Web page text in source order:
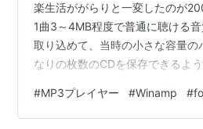
楽生活ががらりと一変したのが
1曲3～4MB程度で普通に聴ける
取り込めて、当時の小さな容量
なりの枚数のCDを保存できるよ
れて、シャッフルしてBGMに流す
ら25年経って、今でも自部屋で
#MP3プレイヤー #Winamp #